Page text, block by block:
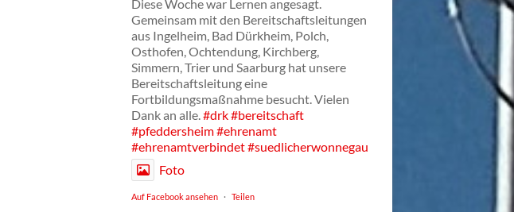
Diese Woche war Lernen angesagt.
Gemeinsam mit den Bereitschaftsleitungen
aus Ingelheim, Bad Dürkheim, Polch,
Osthofen, Ochtendung, Kirchberg,
Simmern, Trier und Saarburg hat unsere
Bereitschaftsleitung eine
Fortbildungsmaßnahme besucht. Vielen
Dank an alle.#drk#bereitschaft
#pfeddersheim#ehrenamt
#ehrenamtverbindet#suedlicherwonnegau
Foto
Auf Facebook ansehen · Teilen